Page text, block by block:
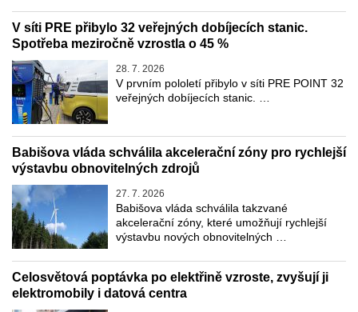
V síti PRE přibylo 32 veřejných dobíjecích stanic.
Spotřeba meziročně vzrostla o 45 %
28. 7. 2026
V prvním pololetí přibylo v síti PRE POINT 32
veřejných dobíjecích stanic. …
Babišova vláda schválila akcelerační zóny pro rychlejší
výstavbu obnovitelných zdrojů
27. 7. 2026
Babišova vláda schválila takzvané
akcelerační zóny, které umožňují rychlejší
výstavbu nových obnovitelných …
Celosvětová poptávka po elektřině vzroste, zvyšují ji
elektromobily i datová centra